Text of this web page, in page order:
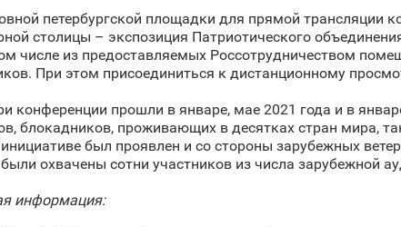
петербургской площадки для прямой трансляции
столицы – экспозиция Патриотического
числе из предоставляемых Россотрудничеством
При этом присоединиться к дистанционному
конференции прошли в январе, мае 2021 года и в
блокадников, проживающих в десятках стран мира,
инициативе был проявлен и со стороны зарубежных
охвачены сотни участников из числа зарубежной
информация: